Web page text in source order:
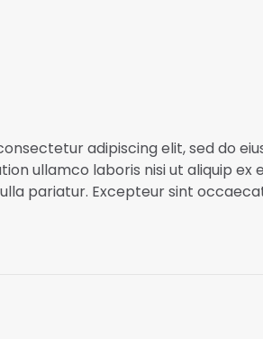
adipiscing elit, sed do
ullamco laboris nisi ut aliquip
pariatur. Excepteur sint